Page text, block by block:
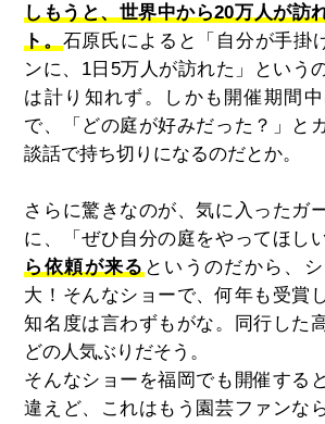
しもうと、世界中から20万人が訪
ト。石原氏によると「自分が手掛
ンに、 1日 5万人が訪れた」という
は計り知れず。しかも開催期間
で、「どの庭が好みだった？」と
談話で持ち切りになるのだとか。
さらに驚きなのが、気に入ったガ
に、「ぜひ自分の庭をやってほし
ら依頼が来るというのだから、
大！そんなショーで、何年も受賞
知名度は言わずもがな。同行した
どの人気ぶりだそう。
そんなショーを福岡でも開催する
違えど、これはもう園芸ファンな